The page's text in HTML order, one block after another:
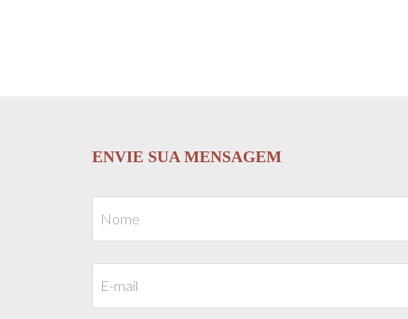
ENVIE SUA MENSAGEM